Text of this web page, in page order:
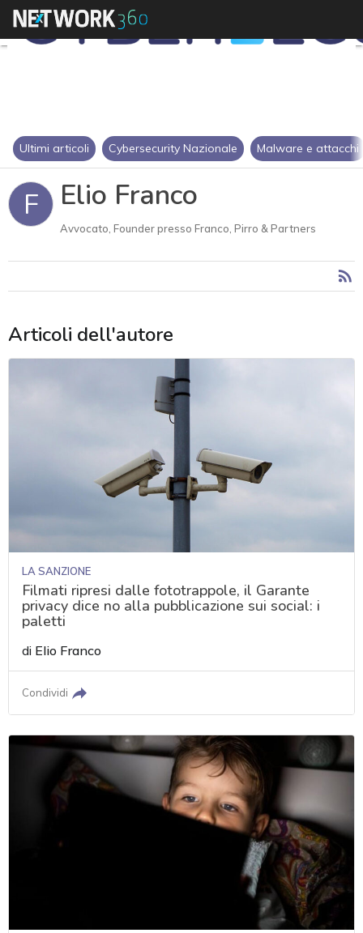
Ultimi articoli Cybersecurity Nazionale Malware e attacchi
F Elio Franco
Avvocato, Founder presso Franco, Pirro & Partners
Articoli dell'autore
LA SANZIONE
Filmati ripresi dalle fototrappole, il Garante
privacy dice no alla pubblicazione sui social: i
paletti
di Elio Franco
Condividi